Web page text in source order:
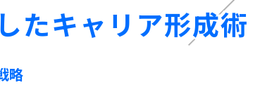
福井県で土木分野が求める技術と資格とは
土木分野で評価される技術と資格の最新
たキャリア形成術
略